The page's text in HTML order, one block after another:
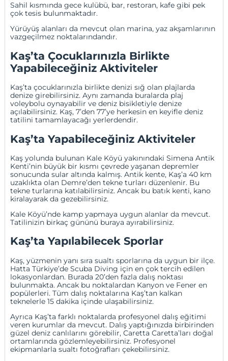
Sahil kısmında gece kulübü, bar, restoran, kafe gibi pek
çok tesis bulunmaktadır.
Yürüyüş alanları da mevcut olan marina, yaz akşamlarının
vazgeçilmez noktalarındandır.
Kaş’ta Çocuklarınızla Birlikte
Yapabileceğiniz Aktiviteler
Kaş’ta çocuklarınızla birlikte denizi sığ olan plajlarda
denize girebilirsiniz. Aynı zamanda buralarda plaj
voleybolu oynayabilir ve deniz bisikletiyle denize
açılabilirsiniz. Kaş, 7’den 77’ye herkesin en keyifle deniz
tatilini tamamlayacağı yerlerdendir.
Kaş’ta Yapabileceğiniz Aktiviteler
Kaş yolunda bulunan Kale Köyü yakınındaki Simena Antik
Kenti’nin büyük bir kısmı çevrede yaşanan depremler
sonucunda sular altında kalmış. Antik kente, Kaş’a 40 km
uzaklıkta olan Demre’den tekne turları düzenlenir. Bu
tekne turlarına katılabilirsiniz. Ancak bu batık kenti, kano
kiralayarak da gezebilirsiniz.
Kale Köyü’nde kamp yapmaya uygun alanlar da mevcut.
Tatilinizin birkaç gününü buraya ayırabilirsiniz.
Kaş’ta Yapılabilecek Sporlar
Kaş, yüzmenin yanı sıra sualtı sporlarına da uygun bir ilçe.
Hatta Türkiye’de Scuba Diving için en çok tercih edilen
lokasyonlardan. Burada 20’den fazla dalış noktası
bulunmakta. Ancak bu noktalardan Kanyon ve Fener en
popülerleri. Tüm dalış noktalarına Kaş’tan kalkan
teknelerle 15 dakika içinde ulaşabilirsiniz.
Ayrıca Kaş’ta farklı noktalarda profesyonel dalış eğitimi
veren kurumlar da mevcut. Dalış yaptığınızda birbirinden
güzel deniz canlılarını görebilir, Caretta Caretta’ları doğal
ortamlarında gözlemleyebilirsiniz. Profesyonel
ekipmanlarla sualtı fotoğrafları çekebilirsiniz.